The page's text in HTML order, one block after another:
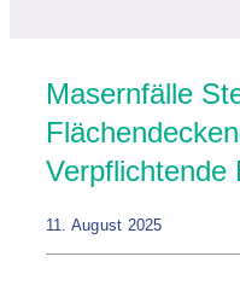
Masernfälle
Verpflichtende
11. August 2025